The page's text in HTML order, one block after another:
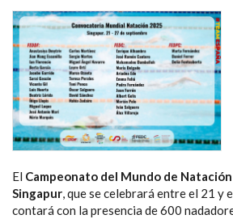
El Campeonato del Mundo de
Singapur, que se celebrará entre el 21 y
contará con la presencia de 600